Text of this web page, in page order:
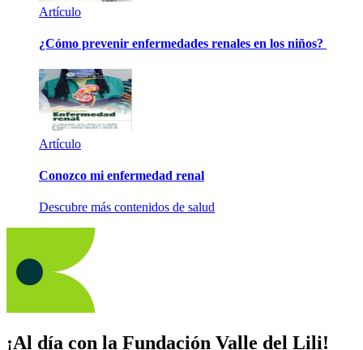
Artículo
¿Cómo prevenir enfermedades renales en los niños?
Artículo
Conozco mi enfermedad renal
Descubre más contenidos de salud
¡Al día con la Fundación Valle del Lili!